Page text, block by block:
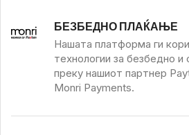
БЕЗБЕДНО ПЛАЌАЊЕ
Нашата платформа ги
технологии за безбедно и
преку нашиот партнер
Monri Payments.